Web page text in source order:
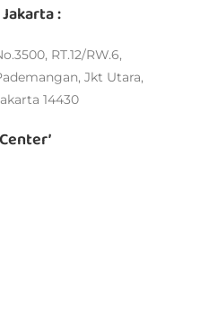
:
RT.12/RW.6,
Jkt Utara,
14430